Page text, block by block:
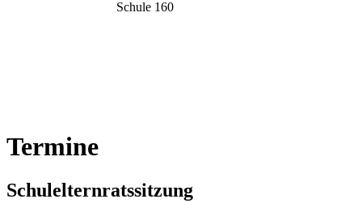
Termine
Schulelternratssitzung